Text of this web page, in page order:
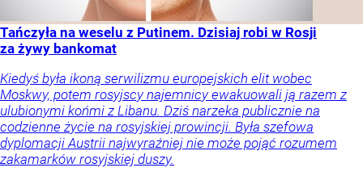
Tańczyła na weselu z Putinem. Dzisiaj robi w Rosji
za żywy bankomat
Kiedyś była ikoną serwilizmu europejskich elit wobec
Moskwy, potem rosyjscy najemnicy ewakuowali ją razem z
ulubionymi końmi z Libanu. Dziś narzeka publicznie na
codzienne życie na rosyjskiej prowincji. Była szefowa
dyplomacji Austrii najwyraźniej nie może pojąć rozumem
zakamarków rosyjskiej duszy.